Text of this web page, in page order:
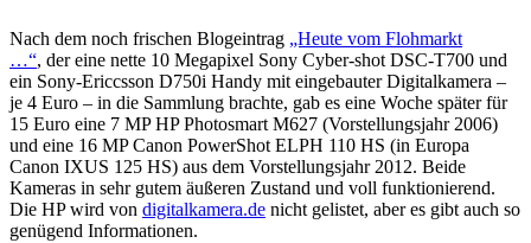
Nach dem noch frischen Blogeintrag „Heute vom Flohmarkt
…“, der eine nette 10 Megapixel Sony Cyber-shot DSC-T700 und
ein Sony-Ericcsson D750i Handy mit eingebauter Digitalkamera –
je 4 Euro – in die Sammlung brachte, gab es eine Woche später für
15 Euro eine 7 MP HP Photosmart M627 (Vorstellungsjahr 2006)
und eine 16 MP Canon PowerShot ELPH 110 HS (in Europa
Canon IXUS 125 HS) aus dem Vorstellungsjahr 2012. Beide
Kameras in sehr gutem äußeren Zustand und voll funktionierend.
Die HP wird von digitalkamera.de nicht gelistet, aber es gibt auch so
genügend Informationen.